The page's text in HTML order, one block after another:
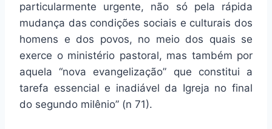
particularmente urgente, não só pela rápida
mudança das condições sociais e culturais dos
homens e dos povos, no meio dos quais se
exerce o ministério pastoral, mas também por
aquela “nova evangelização” que constitui a
tarefa essencial e inadiável da Igreja no final
do segundo milênio” (n 71).